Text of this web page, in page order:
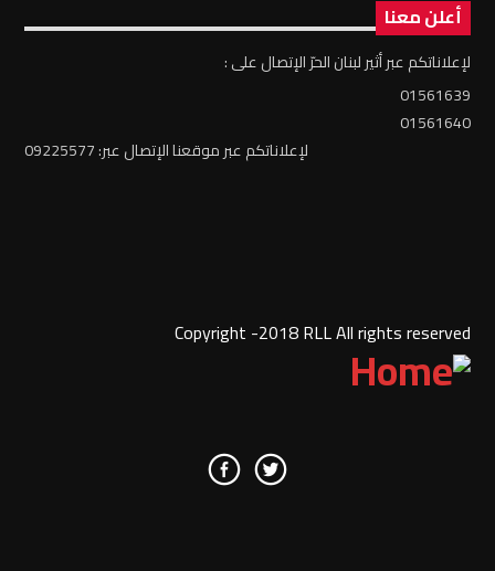
أعلن معنا
لإعلاناتكم عبر أثير لبنان الحرّ الإتصال على :
01561639
01561640
لإعلاناتكم عبر موقعنا الإتصال عبر: 09225577
Copyright -2018 RLL All rights reserved